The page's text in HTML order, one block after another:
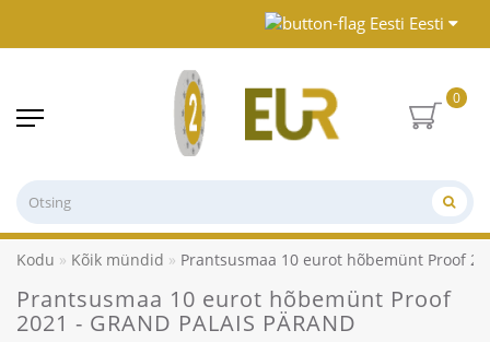
Eesti
0
Kodu Kõik mündid Prantsusmaa 10 eurot hõbemünt Proof
Prantsusmaa 10 eurot hõbemünt Proof
2021 - GRAND PALAIS PÄRAND